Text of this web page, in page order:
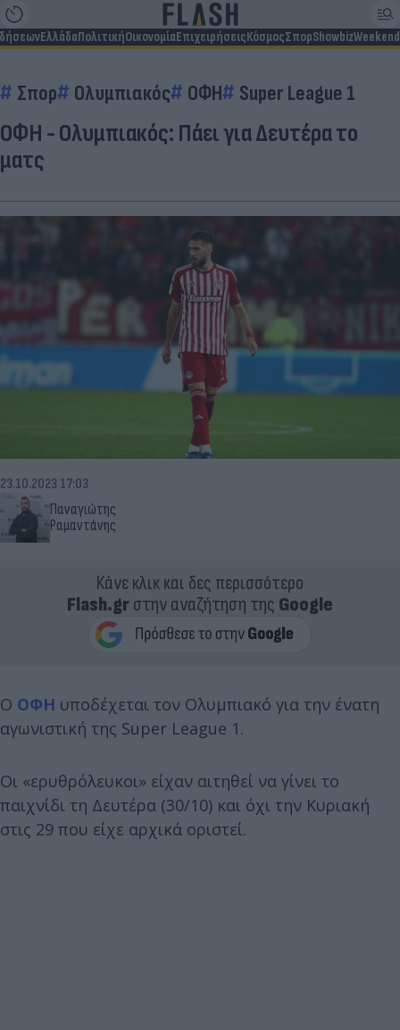
ΕλλάδαΠολιτικήΟικονομίαΕπιχειρήσειςΚόσμοςΣπορShowbizWeekend
Σπορ Ολυμπιακός ΟΦΗ Super League 1
ΟΦΗ - Ολυμπιακός: Πάει για Δευτέρα το
ματς
Παναγιώτης
Ραμαντάνης
23.10.2023 17:03
Κάνε κλικ και δες περισσότερο
Flash.grστην αναζήτηση της Google
Ο ΟΦΗ υποδέχεται τον Ολυμπιακό για την ένατη
αγωνιστική της Super League 1.
Οι «ερυθρόλευκοι» είχαν αιτηθεί να γίνει το
παιχνίδι τη Δευτέρα (30/10) και όχι την Κυριακή
στις 29 που είχε αρχικά οριστεί.